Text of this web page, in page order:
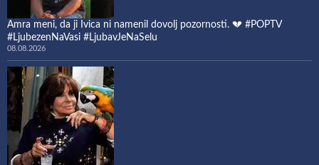
Amra meni, da ji Ivica ni namenil dovolj pozornosti. 💔 #POPTV
#LjubezenNaVasi #LjubavJeNaSelu
08.08.2026